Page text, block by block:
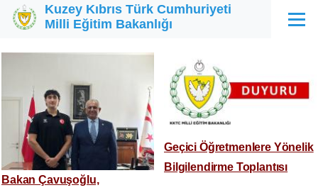
Ana içeriğe atla
Kuzey Kıbrıs Türk Cumhuriyeti
Milli Eğitim Bakanlığı
Menü
Bakan Çavuşoğlu,
Geçici Öğretmenlere Yönelik
Bilgilendirme Toplantısı